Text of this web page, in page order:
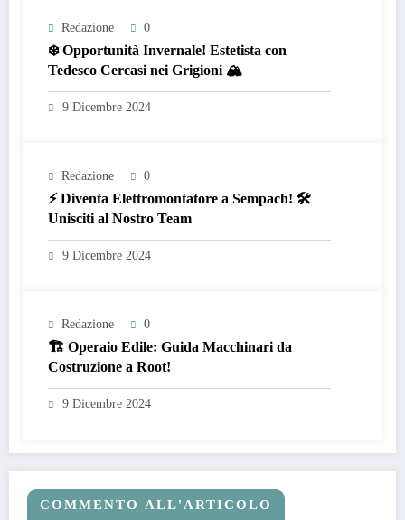
Redazione 0
❄️ Opportunità Invernale! Estetista con
Tedesco Cercasi nei Grigioni 🏔️
9 Dicembre 2024
Redazione 0
⚡ Diventa Elettromontatore a Sempach! 🛠️
Unisciti al Nostro Team
9 Dicembre 2024
Redazione 0
🏗️ Operaio Edile: Guida Macchinari da
Costruzione a Root!
9 Dicembre 2024
COMMENTO ALL'ARTICOLO